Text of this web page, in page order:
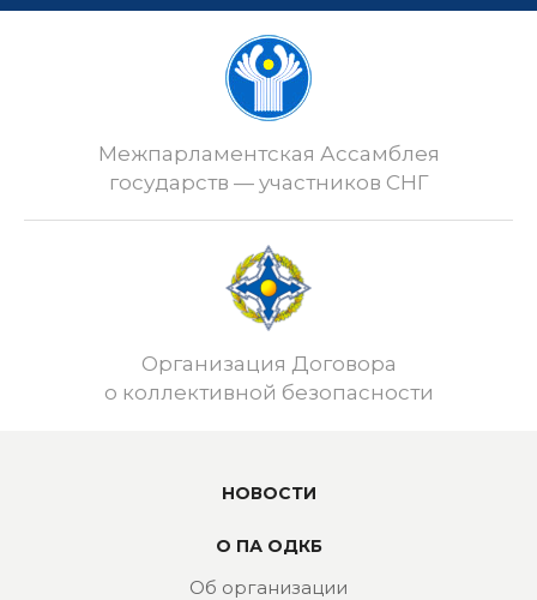
Межпарламентская Ассамблея
государств — участников СНГ
Организация Договора
о коллективной безопасности
НОВОСТИ
О ПА ОДКБ
Об организации